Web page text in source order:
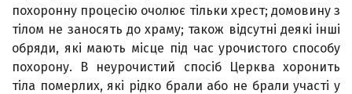
похоронну процесію очолює тільки хрест; домовину з
тілом не заносять до храму; також відсутні деякі інші
обряди, які мають місце під час урочистого способу
похорону. В неурочистий спосіб Церква хоронить
тіла померлих, які рідко брали або не брали участі у